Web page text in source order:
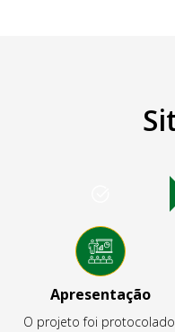
Apresentação
O projeto foi